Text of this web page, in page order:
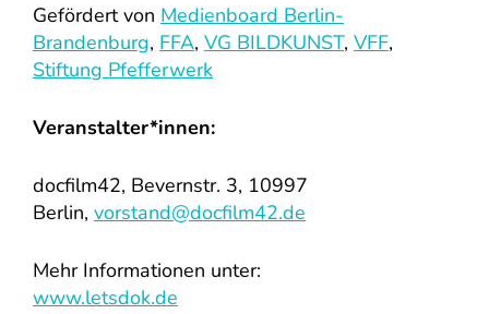
Gefördert von Medienboard Berlin-
Brandenburg, FFA, VG BILDKUNST, VFF,
Stiftung Pfefferwerk
Veranstalter*innen:
docfilm42, Bevernstr. 3, 10997
Berlin, vorstand@docfilm42.de
Mehr Informationen unter:
www.letsdok.de